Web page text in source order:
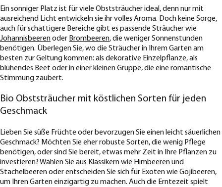
Ein sonniger Platz ist für viele Obststräucher ideal, denn nur mit
ausreichend Licht entwickeln sie ihr volles Aroma. Doch keine Sorge,
auch für schattigere Bereiche gibt es passende Sträucher wie
Johannisbeerenoder Brombeeren, die weniger Sonnenstunden
benötigen. Überlegen Sie, wo die Sträucher in Ihrem Garten am
besten zur Geltung kommen: als dekorative Einzelpflanze, als
blühendes Beet oder in einer kleinen Gruppe, die eine romantische
Stimmung zaubert.
Bio Obststräucher mit köstlichen Sorten für jeden
Geschmack
Lieben Sie süße Früchte oder bevorzugen Sie einen leicht säuerlichen
Geschmack? Möchten Sie eher robuste Sorten, die wenig Pflege
benötigen, oder sind Sie bereit, etwas mehr Zeit in Ihre Pflanzen zu
investieren? Wählen Sie aus Klassikern wie Himbeerenund
Stachelbeeren oder entscheiden Sie sich für Exoten wie Gojibeeren,
um Ihren Garten einzigartig zu machen. Auch die Erntezeit spielt